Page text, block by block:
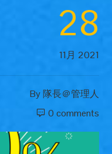
28
11月 2021
By隊長＠管理人
0 comments